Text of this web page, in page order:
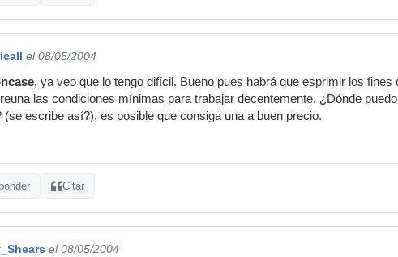
el 08/05/2004
, ya veo que lo tengo difícil. Bueno pues habrá que esprimir los
las condiciones mínimas para trabajar decentemente. ¿Dónde
(se escribe así?), es posible que consiga una a buen precio.
Citar
el 08/05/2004